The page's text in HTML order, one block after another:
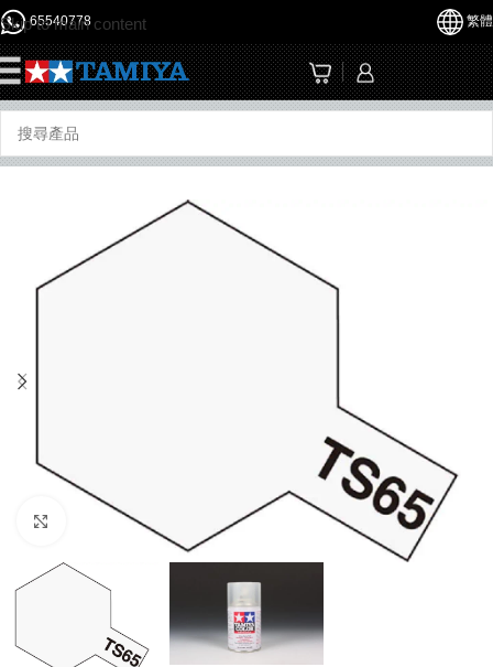
Skip to main content
65540778 繁體
Click to enlarge